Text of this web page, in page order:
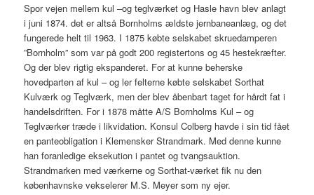
Spor vejen mellem kul –og teglværket og Hasle havn blev anlagt
i juni 1874. det er altså Bornholms ældste jernbaneanlæg, og det
fungerede helt til 1963. I 1875 købte selskabet skruedamperen
”Bornholm” som var på godt 200 registertons og 45 hestekræfter.
Og der blev rigtig ekspanderet. For at kunne beherske
hovedparten af kul – og ler felterne købte selskabet Sorthat
Kulværk og Teglværk, men der blev åbenbart taget for hårdt fat i
handelsdriften. For i 1878 måtte A/S Bornholms Kul – og
Teglværker træde i likvidation. Konsul Colberg havde i sin tid fået
en panteobligation i Klemensker Strandmark. Med denne kunne
han foranledige eksekution i pantet og tvangsauktion.
Strandmarken med værkerne og Sorthat-værket fik nu den
københavnske vekselerer M.S. Meyer som ny ejer.